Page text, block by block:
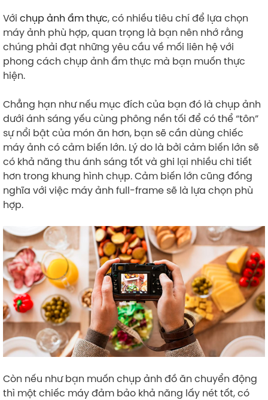
Với chụp ảnh ẩm thực, có nhiều tiêu chí để lựa chọn
máy ảnh phù hợp, quan trọng là bạn nên nhớ rằng
chúng phải đạt những yêu cầu về mối liên hệ với
phong cách chụp ảnh ẩm thực mà bạn muốn thực
hiện.
Chẳng hạn như nếu mục đích của bạn đó là chụp ảnh
dưới ánh sáng yếu cùng phông nền tối để có thể “tôn”
sự nổi bật của món ăn hơn, bạn sẽ cần dùng chiếc
máy ảnh có cảm biến lớn. Lý do là bởi cảm biến lớn sẽ
có khả năng thu ánh sáng tốt và ghi lại nhiều chi tiết
hơn trong khung hình chụp. Cảm biến lớn cũng đồng
nghĩa với việc máy ảnh full-frame sẽ là lựa chọn phù
hợp.
Còn nếu như bạn muốn chụp ảnh đồ ăn chuyển động
thì một chiếc máy đảm bảo khả năng lấy nét tốt, có